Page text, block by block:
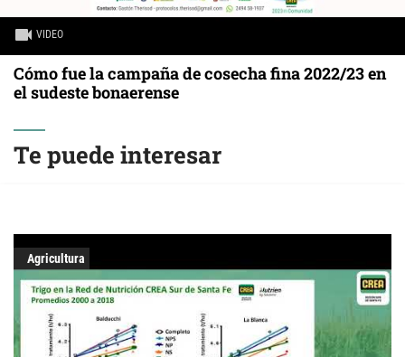
VIDEO
Cómo fue la campaña de cosecha fina 2022/23 en
el sudeste bonaerense
Te puede interesar
Agricultura